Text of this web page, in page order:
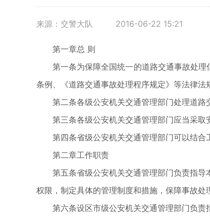
来源：交警大队 2016-06-22 15:21
第一章总 则
第一条为保障全国统一的道路交通事故处
条例、《道路交通事故处理程序规定》等法律法
第二条各级公安机关交通管理部门处理道路
第三条各级公安机关交通管理部门应当采取
第四条省级公安机关交通管理部门可以结合
第二章工作职责
第五条省级公安机关交通管理部门负责指
权限，制定具体的管理制度和措施，保障事故处
第六条设区市级公安机关交通管理部门负